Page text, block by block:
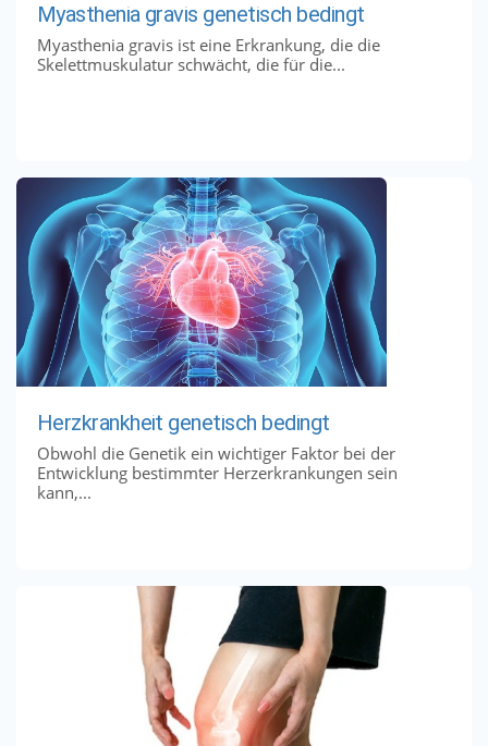
Myasthenia gravis genetisch bedingt
Myasthenia gravis ist eine Erkrankung, die die
Skelettmuskulatur schwächt, die für die...
Herzkrankheit genetisch bedingt
Obwohl die Genetik ein wichtiger Faktor bei der
Entwicklung bestimmter Herzerkrankungen sein
kann,...